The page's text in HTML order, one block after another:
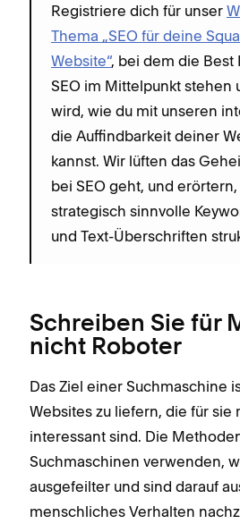
Registriere dich für unser
Thema „SEO für deine
Website“, bei dem die Best
SEO im Mittelpunkt stehen
wird, wie du mit unseren
die Auffindbarkeit deiner
kannst. Wir lüften das
bei SEO geht, und
strategisch sinnvolle
und Text-Überschriften
Schreiben Sie für
nicht Roboter
Das Ziel einer Suchmaschine
Websites zu liefern, die für sie
interessant sind. Die
Suchmaschinen verwenden,
ausgefeilter und sind darauf
menschliches Verhalten